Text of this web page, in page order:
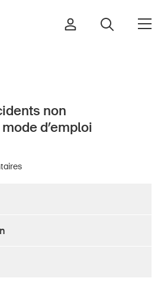
non
d’emploi